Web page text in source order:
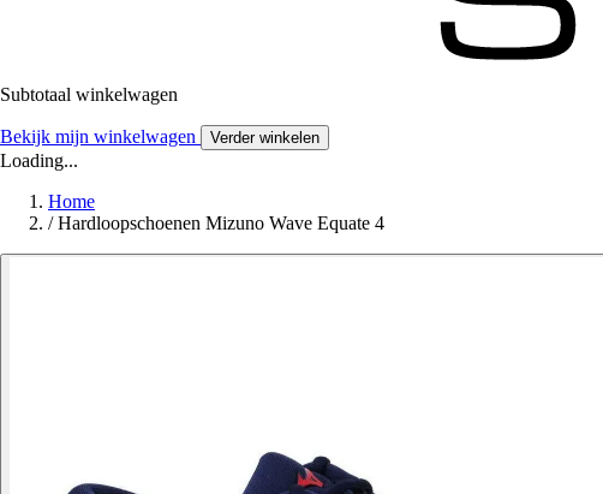
Subtotaal winkelwagen
Bekijk mijn winkelwagen Verder winkelen
Loading...
Home
/ Hardloopschoenen Mizuno Wave Equate 4